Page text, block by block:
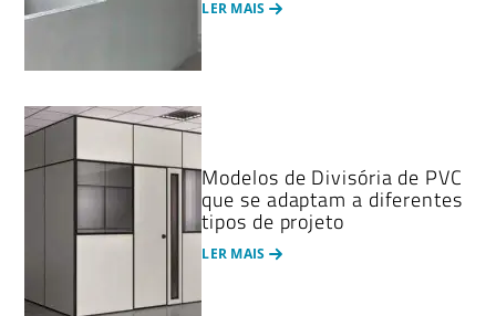
LER MAIS
Modelos de Divisória de PVC
que se adaptam a diferentes
tipos de projeto
LER MAIS